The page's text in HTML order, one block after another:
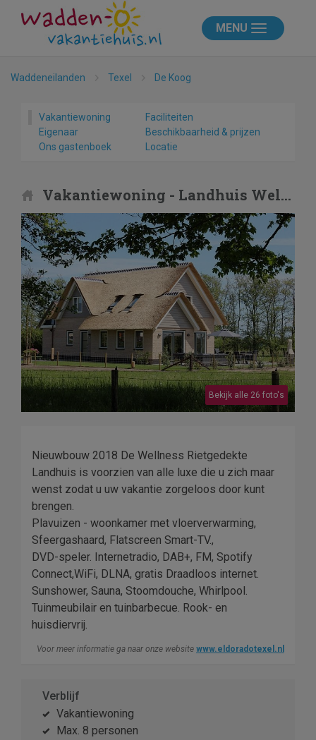
MENU
Waddeneilanden Texel De Koog
Vakantiewoning
Faciliteiten
Eigenaar
Beschikbaarheid & prijzen
Ons gastenboek
Locatie
Vakantiewoning - Landhuis Wellness Rietgedekt Eldorado Texel
Bekijk alle 26 foto's
Nieuwbouw 2018 De Wellness Rietgedekte
Landhuis is voorzien van alle luxe die u zich maar
wenst zodat u uw vakantie zorgeloos door kunt
brengen.
Plavuizen - woonkamer met vloerverwarming,
Sfeergashaard, Flatscreen Smart-TV.,
DVD-speler. Internetradio, DAB+, FM, Spotify
Connect,WiFi, DLNA, gratis Draadloos internet.
Sunshower, Sauna, Stoomdouche, Whirlpool.
Tuinmeubilair en tuinbarbecue. Rook- en
huisdiervrij.
Voor meer informatie ga naar onze website www.eldoradotexel.nl
Verblijf
Vakantiewoning
Max. 8 personen